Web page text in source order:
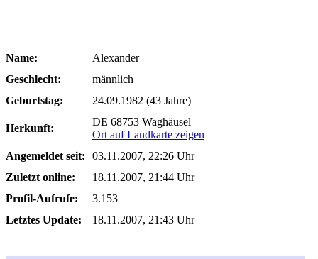
Name:
Alexander
Geschlecht:
männlich
Geburtstag:
24.09.1982 (43 Jahre)
Herkunft:
DE 68753 Waghäusel
Ort auf Landkarte zeigen
Angemeldet seit:
03.11.2007, 22:26 Uhr
Zuletzt online:
18.11.2007, 21:44 Uhr
Profil-Aufrufe:
3.153
Letztes Update:
18.11.2007, 21:43 Uhr